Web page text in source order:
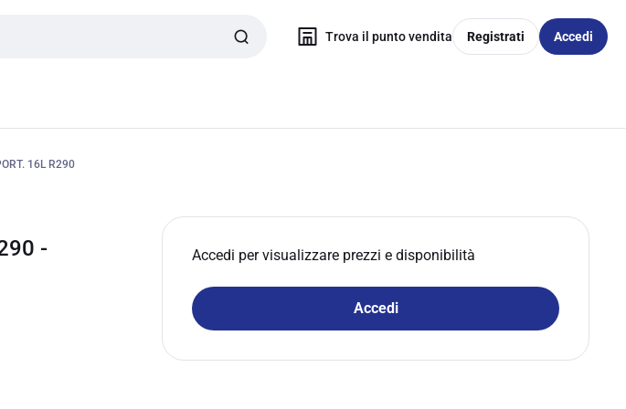
Trova il punto vendita Registrati Accedi
16L R290
-
Accedi per visualizzare prezzi e disponibilità
Accedi